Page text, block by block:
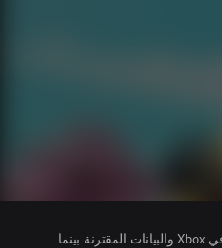
يتلقى ناشرو الألعاب التي تقوم بتشغيلها وصولاً إلى معلومات ملف تعريفك في Xbox والبيانات المقترنة بينما